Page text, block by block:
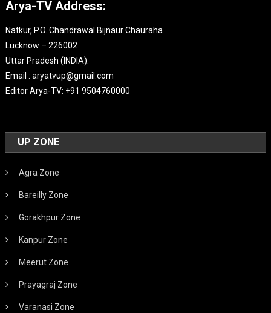
Arya-TV Address:
Natkur, P.O. Chandrawal Bijnaur Chauraha
Lucknow – 226002
Uttar Pradesh (INDIA).
Email : aryatvup@gmail.com
Editor Arya-TV: +91 9504760000
UP ZONE
Agra Zone
Bareilly Zone
Gorakhpur Zone
Kanpur Zone
Meerut Zone
Prayagraj Zone
Varanasi Zone